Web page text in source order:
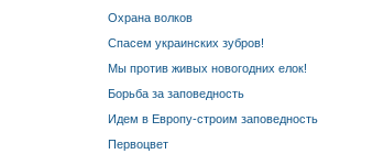
Охрана волков
Спасем украинских зубров!
Мы против живых новогодних елок!
Борьба за заповедность
Идем в Европу-строим заповедность
Первоцвет